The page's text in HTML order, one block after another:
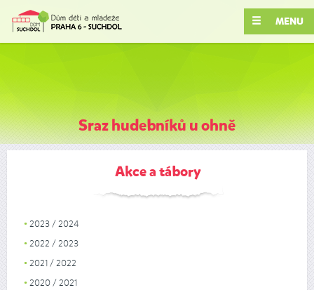
MENU
Sraz hudebníků u ohně
Akce a tábory
2023 / 2024
2022 / 2023
2021 / 2022
2020 / 2021